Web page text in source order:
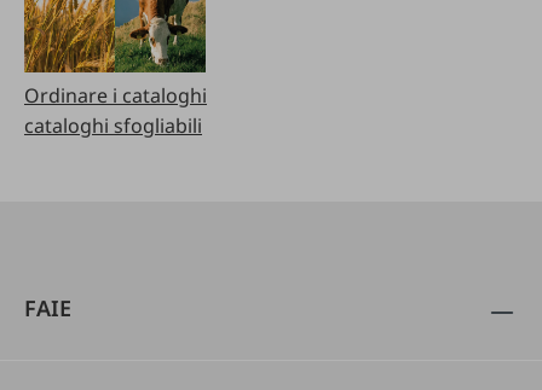
Ordinare i cataloghi
cataloghi sfogliabili
FAIE